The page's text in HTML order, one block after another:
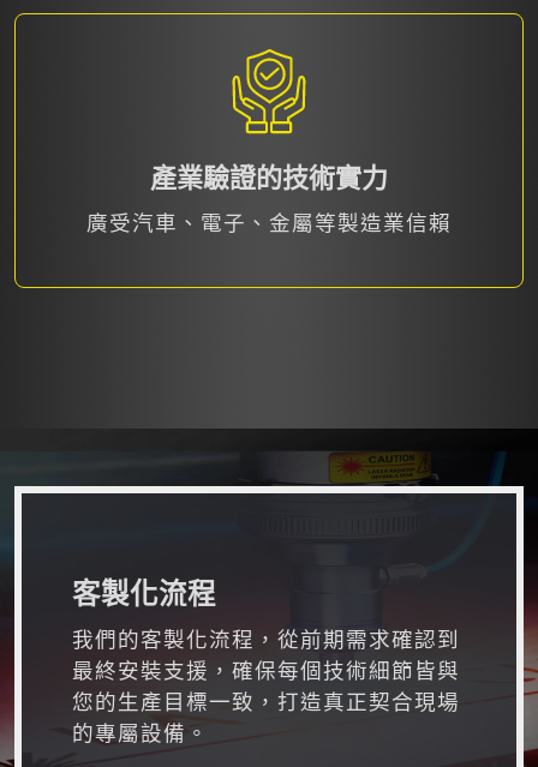
產業驗證的技術實力
廣受汽車、電子、金屬等製造業信賴
客製化流程
我們的客製化流程，從前期需求確認到
最終安裝支援，確保每個技術細節皆與
您的生產目標一致，打造真正契合現場
的專屬設備。